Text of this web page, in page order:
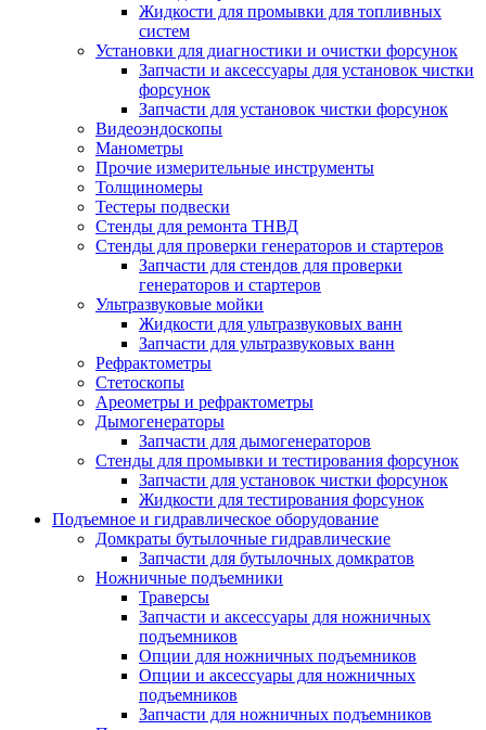
Жидкости для промывки для топливных
систем
Установки для диагностики и очистки форсунок
Запчасти и аксессуары для установок чистки
форсунок
Запчасти для установок чистки форсунок
Видеоэндоскопы
Манометры
Прочие измерительные инструменты
Толщиномеры
Тестеры подвески
Стенды для ремонта ТНВД
Стенды для проверки генераторов и стартеров
Запчасти для стендов для проверки
генераторов и стартеров
Ультразвуковые мойки
Жидкости для ультразвуковых ванн
Запчасти для ультразвуковых ванн
Рефрактометры
Стетоскопы
Ареометры и рефрактометры
Дымогенераторы
Запчасти для дымогенераторов
Стенды для промывки и тестирования форсунок
Запчасти для установок чистки форсунок
Жидкости для тестирования форсунок
Подъемное и гидравлическое оборудование
Домкраты бутылочные гидравлические
Запчасти для бутылочных домкратов
Ножничные подъемники
Траверсы
Запчасти и аксессуары для ножничных
подъемников
Опции для ножничных подъемников
Опции и аксессуары для ножничных
подъемников
Запчасти для ножничных подъемников